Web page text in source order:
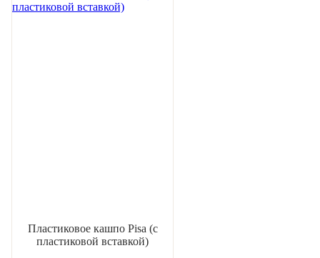
Пластиковое кашпо Pisa (с
пластиковой вставкой)